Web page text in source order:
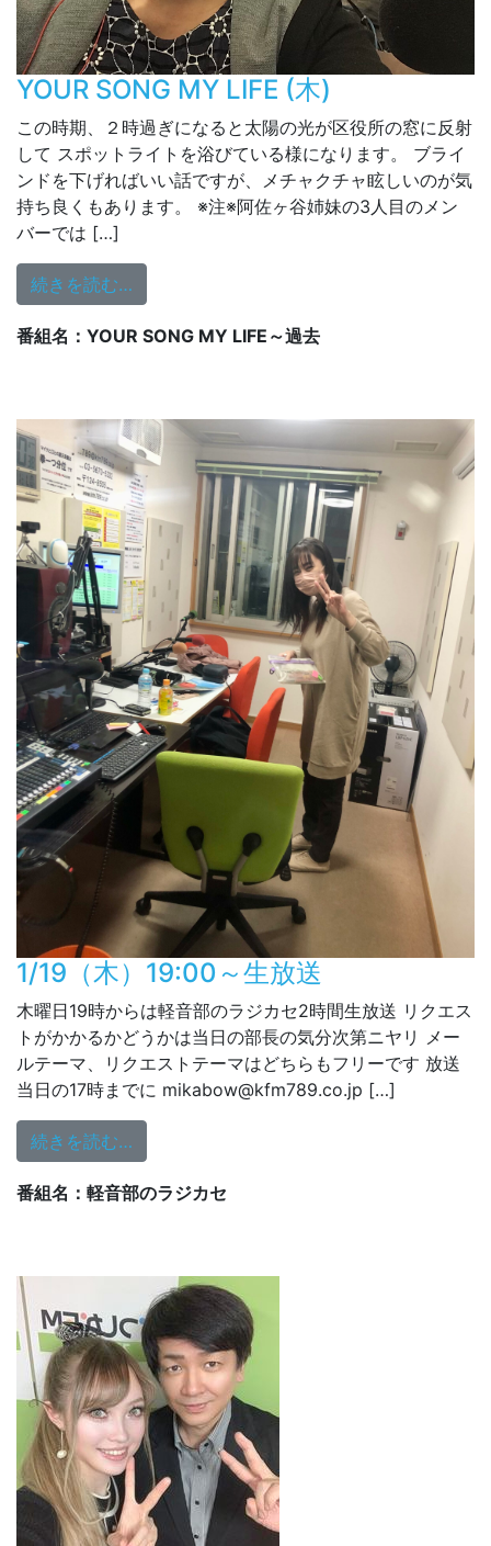
YOUR SONG MY LIFE (木)
この時期、２時過ぎになると太陽の光が区役所の窓に反射
して スポットライトを浴びている様になります。 ブライ
ンドを下げればいい話ですが、メチャクチャ眩しいのが気
持ち良くもあります。 ※注※阿佐ヶ谷姉妹の3人目のメン
バーでは […]
続きを読む…
番組名：YOUR SONG MY LIFE～過去
1/19（木）19:00～生放送
木曜日19時からは軽音部のラジカセ2時間生放送 リクエス
トがかかるかどうかは当日の部長の気分次第ニヤリ メー
ルテーマ、リクエストテーマはどちらもフリーです 放送
当日の17時までに mikabow@kfm789.co.jp […]
続きを読む…
番組名：軽音部のラジカセ